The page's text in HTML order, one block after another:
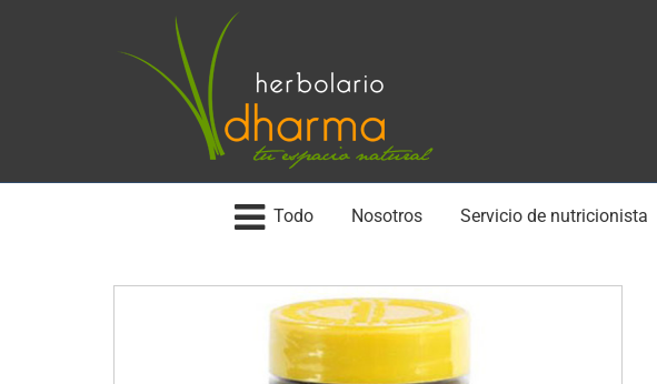
Todo Nosotros Servicio de nutricionista